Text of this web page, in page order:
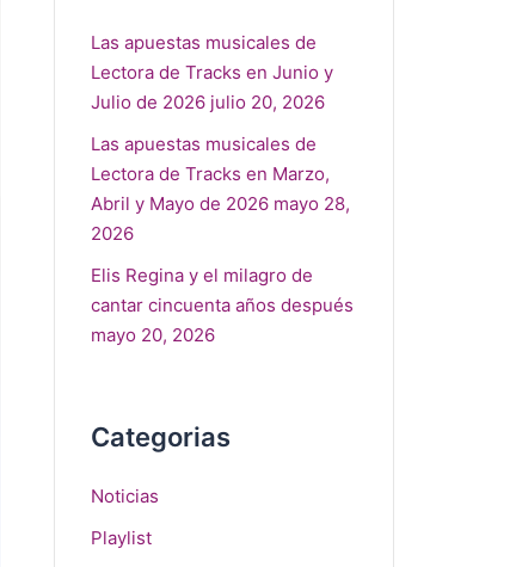
Las apuestas musicales de
Lectora de Tracks en Junio y
Julio de 2026 julio 20, 2026
Las apuestas musicales de
Lectora de Tracks en Marzo,
Abril y Mayo de 2026 mayo 28,
2026
Elis Regina y el milagro de
cantar cincuenta años después
mayo 20, 2026
Categorias
Noticias
Playlist